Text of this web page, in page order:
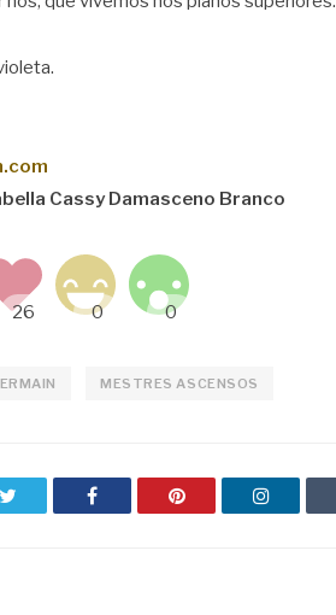
Cassy Damasceno Branco
MESTRES ASCENSOS
Facebook Pinterest LinkedIn